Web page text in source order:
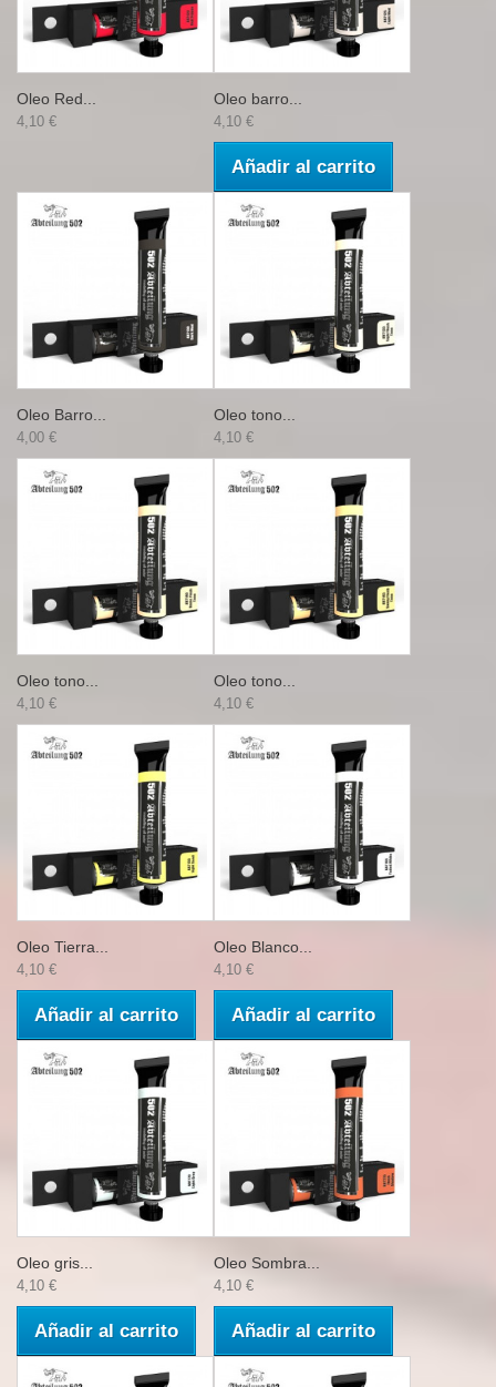
Oleo Red...
4,10 €
Oleo barro...
4,10 €
Añadir al carrito
Oleo Barro...
4,00 €
Oleo tono...
4,10 €
Oleo tono...
4,10 €
Oleo tono...
4,10 €
Oleo Tierra...
4,10 €
Añadir al carrito
Oleo Blanco...
4,10 €
Añadir al carrito
Oleo gris...
4,10 €
Añadir al carrito
Oleo Sombra...
4,10 €
Añadir al carrito